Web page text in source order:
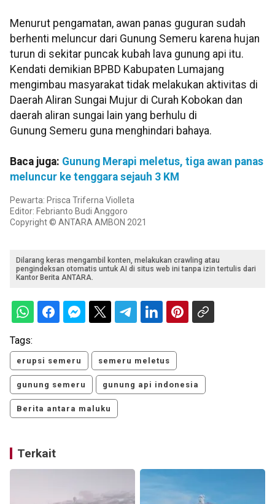
Menurut pengamatan, awan panas guguran sudah
berhenti meluncur dari Gunung Semeru karena hujan
turun di sekitar puncak kubah lava gunung api itu.
Kendati demikian BPBD Kabupaten Lumajang
mengimbau masyarakat tidak melakukan aktivitas di
Daerah Aliran Sungai Mujur di Curah Kobokan dan
daerah aliran sungai lain yang berhulu di
Gunung Semeru guna menghindari bahaya.
Baca juga: Gunung Merapi meletus, tiga awan panas
meluncur ke tenggara sejauh 3 KM
Pewarta: Prisca Triferna Violleta
Editor: Febrianto Budi Anggoro
Copyright © ANTARA AMBON 2021
Dilarang keras mengambil konten, melakukan crawling atau
pengindeksan otomatis untuk AI di situs web ini tanpa izin tertulis dari
Kantor Berita ANTARA.
Tags:
erupsi semeru semeru meletus
gunung semeru gunung api indonesia
Berita antara maluku
Terkait